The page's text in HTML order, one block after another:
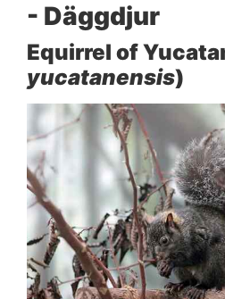
- Däggdjur
Equirrel of
yucatanensis)